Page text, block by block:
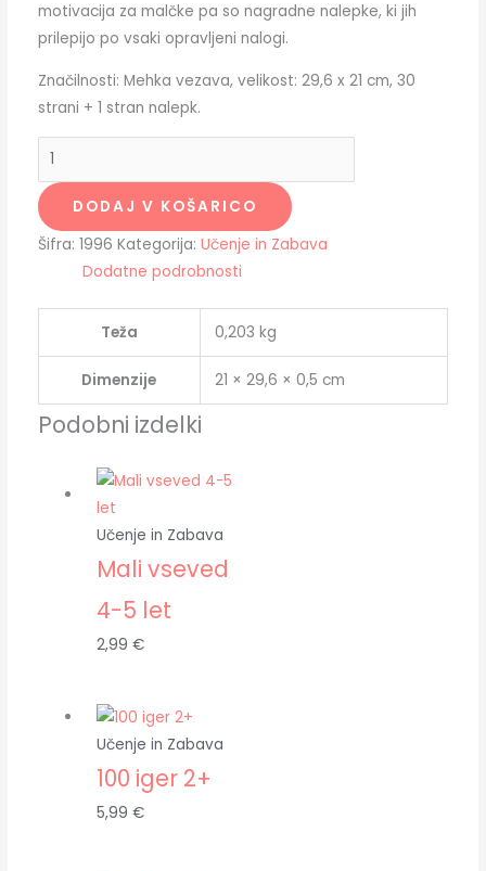
motivacija za malčke pa so nagradne nalepke, ki jih
prilepijo po vsaki opravljeni nalogi.
Značilnosti: Mehka vezava, velikost: 29,6 x 21 cm, 30
strani + 1 stran nalepk.
DODAJ V KOŠARICO
Šifra: 1996 Kategorija: Učenje in Zabava
Dodatne podrobnosti
Teža 0,203 kg
Dimenzije 21 × 29,6 × 0,5 cm
Podobni izdelki
Učenje in Zabava
Mali vseved
4-5 let
2,99€
Učenje in Zabava
100 iger 2+
5,99€